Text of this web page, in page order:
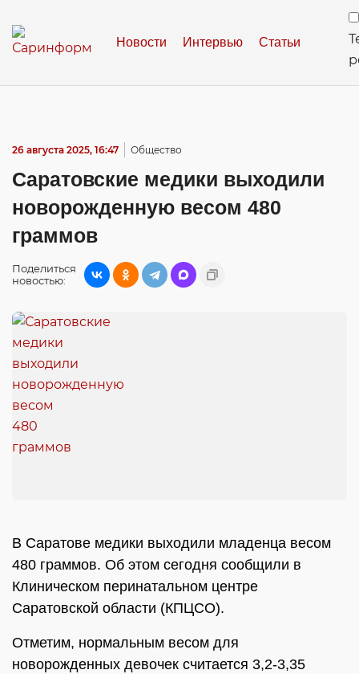
Новости Интервью Статьи
26 августа 2025, 16:47 Общество
Саратовские медики выходили
новорожденную весом 480
граммов
Поделиться
новостью:
В Саратове медики выходили младенца весом
480 граммов. Об этом сегодня сообщили в
Клиническом перинатальном центре
Саратовской области (КПЦСО).
Отметим, нормальным весом для
новорожденных девочек считается 3,2-3,35